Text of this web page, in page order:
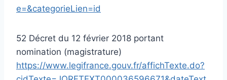
e=&categorieLien=id
52 Décret du 12 février 2018 portant
nomination (magistrature)
https://www.legifrance.gouv.fr/affichTexte.do?